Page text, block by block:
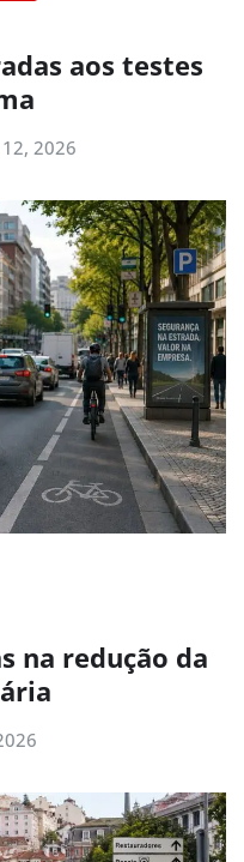
aos testes
12, 2026
na redução da